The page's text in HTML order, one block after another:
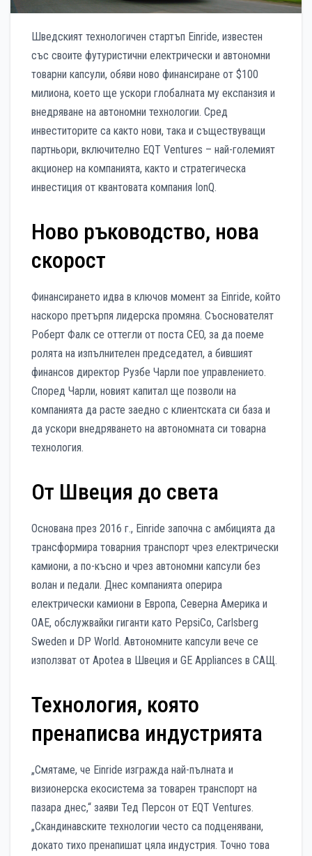
Шведският технологичен стартъп Einride, известен
със своите футуристични електрически и автономни
товарни капсули, обяви ново финансиране от $100
милиона, което ще ускори глобалната му експанзия и
внедряване на автономни технологии. Сред
инвеститорите са както нови, така и съществуващи
партньори, включително EQT Ventures – най-големият
акционер на компанията, както и стратегическа
инвестиция от квантовата компания IonQ.
Ново ръководство, нова
скорост
Финансирането идва в ключов момент за Einride, който
наскоро претърпя лидерска промяна. Съоснователят
Роберт Фалк се оттегли от поста CEO, за да поеме
ролята на изпълнителен председател, а бившият
финансов директор Рузбе Чарли пое управлението.
Според Чарли, новият капитал ще позволи на
компанията да расте заедно с клиентската си база и
да ускори внедряването на автономната си товарна
технология.
От Швеция до света
Основана през 2016 г., Einride започна с амбицията да
трансформира товарния транспорт чрез електрически
камиони, а по-късно и чрез автономни капсули без
волан и педали. Днес компанията оперира
електрически камиони в Европа, Северна Америка и
ОАЕ, обслужвайки гиганти като PepsiCo, Carlsberg
Sweden и DP World. Автономните капсули вече се
използват от Apotea в Швеция и GE Appliances в САЩ.
Технология, която
пренаписва индустрията
„Смятаме, че Einride изгражда най-пълната и
визионерска екосистема за товарен транспорт на
пазара днес,“ заяви Тед Персон от EQT Ventures.
„Скандинавските технологии често са подценявани,
докато тихо пренапишат цяла индустрия. Точно това